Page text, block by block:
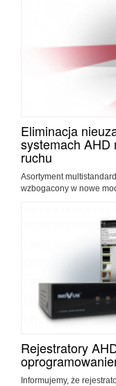
Eliminacja
systemach AHD
ruchu
Asortyment
wzbogacony w nowe
Rejestratory
Informujemy, że